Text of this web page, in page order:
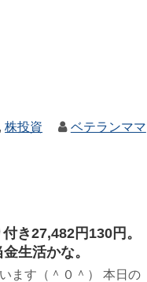
,株投資 ベテランママ
き27,482円130円。
生活かな。
ます（＾０＾） 本日の